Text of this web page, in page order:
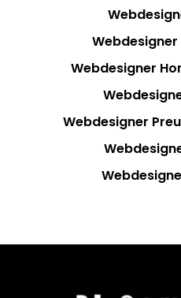
Webdesigner
Webdesigner